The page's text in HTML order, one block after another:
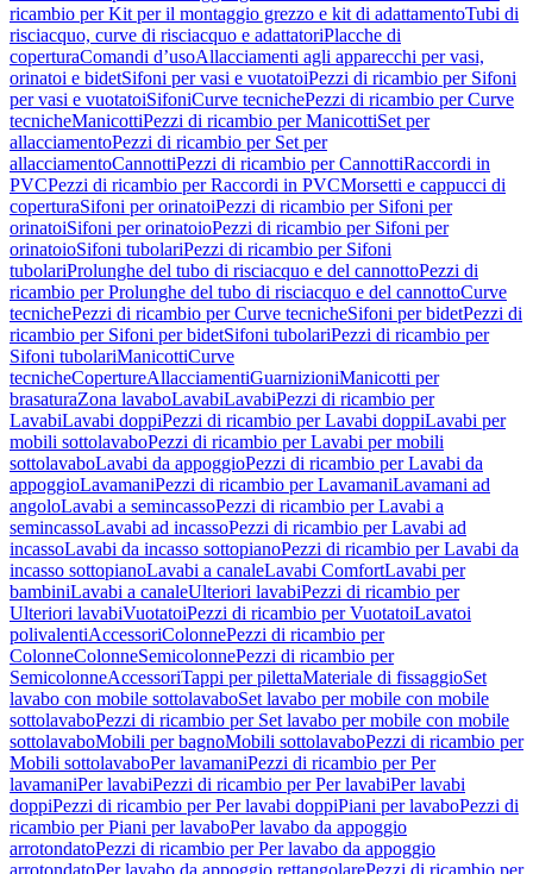
ricambio per Kit per il montaggio grezzo e kit di adattamentoTubi di
risciacquo, curve di risciacquo e adattatoriPlacche di
coperturaComandi d’usoAllacciamenti agli apparecchi per vasi,
orinatoi e bidetSifoni per vasi e vuotatoiPezzi di ricambio per Sifoni
per vasi e vuotatoiSifoniCurve tecnichePezzi di ricambio per Curve
tecnicheManicottiPezzi di ricambio per ManicottiSet per
allacciamentoPezzi di ricambio per Set per
allacciamentoCannottiPezzi di ricambio per CannottiRaccordi in
PVCPezzi di ricambio per Raccordi in PVCMorsetti e cappucci di
coperturaSifoni per orinatoiPezzi di ricambio per Sifoni per
orinatoiSifoni per orinatoioPezzi di ricambio per Sifoni per
orinatoioSifoni tubolariPezzi di ricambio per Sifoni
tubolariProlunghe del tubo di risciacquo e del cannottoPezzi di
ricambio per Prolunghe del tubo di risciacquo e del cannottoCurve
tecnichePezzi di ricambio per Curve tecnicheSifoni per bidetPezzi di
ricambio per Sifoni per bidetSifoni tubolariPezzi di ricambio per
Sifoni tubolariManicottiCurve
tecnicheCopertureAllacciamentiGuarnizioniManicotti per
brasaturaZona lavaboLavabiLavabiPezzi di ricambio per
LavabiLavabi doppiPezzi di ricambio per Lavabi doppiLavabi per
mobili sottolavaboPezzi di ricambio per Lavabi per mobili
sottolavaboLavabi da appoggioPezzi di ricambio per Lavabi da
appoggioLavamaniPezzi di ricambio per LavamaniLavamani ad
angoloLavabi a semincassoPezzi di ricambio per Lavabi a
semincassoLavabi ad incassoPezzi di ricambio per Lavabi ad
incassoLavabi da incasso sottopianoPezzi di ricambio per Lavabi da
incasso sottopianoLavabi a canaleLavabi ComfortLavabi per
bambiniLavabi a canaleUlteriori lavabiPezzi di ricambio per
Ulteriori lavabiVuotatoiPezzi di ricambio per VuotatoiLavatoi
polivalentiAccessoriColonnePezzi di ricambio per
ColonneColonneSemicolonnePezzi di ricambio per
SemicolonneAccessoriTappi per pilettaMateriale di fissaggioSet
lavabo con mobile sottolavaboSet lavabo per mobile con mobile
sottolavaboPezzi di ricambio per Set lavabo per mobile con mobile
sottolavaboMobili per bagnoMobili sottolavaboPezzi di ricambio per
Mobili sottolavaboPer lavamaniPezzi di ricambio per Per
lavamaniPer lavabiPezzi di ricambio per Per lavabiPer lavabi
doppiPezzi di ricambio per Per lavabi doppiPiani per lavaboPezzi di
ricambio per Piani per lavaboPer lavabo da appoggio
arrotondatoPezzi di ricambio per Per lavabo da appoggio
arrotondatoPer lavabo da appoggio rettangolarePezzi di ricambio per